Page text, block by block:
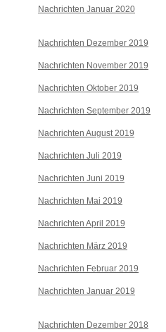
Nachrichten Januar 2020
Nachrichten Dezember 2019
Nachrichten November 2019
Nachrichten Oktober 2019
Nachrichten September 2019
Nachrichten August 2019
Nachrichten Juli 2019
Nachrichten Juni 2019
Nachrichten Mai 2019
Nachrichten April 2019
Nachrichten März 2019
Nachrichten Februar 2019
Nachrichten Januar 2019
Nachrichten Dezember 2018